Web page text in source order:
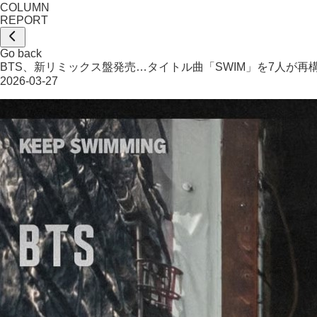
COLUMN
REPORT
Go back
BTS、新リミックス盤発売…タイトル曲「SWIM」を7人が再
2026-03-27